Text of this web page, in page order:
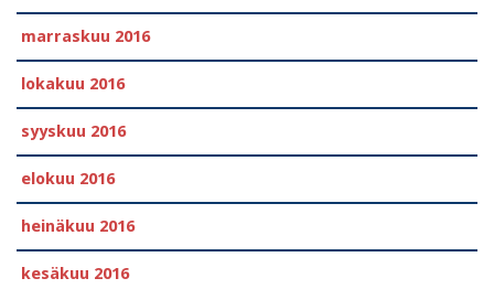
marraskuu 2016
lokakuu 2016
syyskuu 2016
elokuu 2016
heinäkuu 2016
kesäkuu 2016